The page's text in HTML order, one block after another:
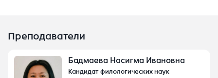
Преподаватели
Бадмаева Насигма Ивановна
Кандидат филологических наук